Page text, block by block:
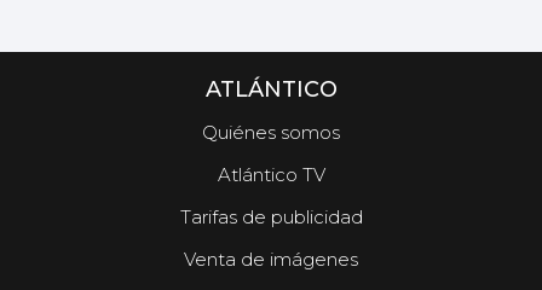
ATLÁNTICO
Quiénes somos
Atlántico TV
Tarifas de publicidad
Venta de imágenes